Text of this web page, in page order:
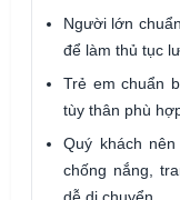
Người lớn
để làm thủ tục
Trẻ em chuẩn
tùy thân phù
Quý khách
chống nắng,